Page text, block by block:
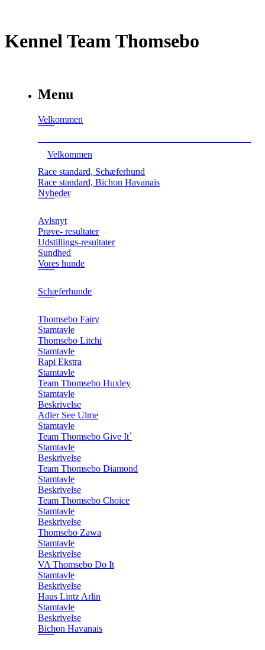
Kennel Team Thomsebo
Menu
Velkommen
Velkommen
Race standard, Schæferhund
Race standard, Bichon Havanais
Nyheder
Avlsnyt
Prøve- resultater
Udstillings-resultater
Sundhed
Vores hunde
Schæferhunde
Thomsebo Fairy
Stamtavle
Thomsebo Litchi
Stamtavle
Rapi Ekstra
Stamtavle
Team Thomsebo Huxley
Stamtavle
Beskrivelse
Adler See Ulme
Stamtavle
Team Thomsebo Give It`
Stamtavle
Beskrivelse
Team Thomsebo Diamond
Stamtavle
Beskrivelse
Team Thomsebo Choice
Stamtavle
Beskrivelse
Thomsebo Zawa
Stamtavle
Beskrivelse
VA Thomsebo Do It
Stamtavle
Beskrivelse
Haus Lintz Arlin
Stamtavle
Beskrivelse
Bichon Havanais